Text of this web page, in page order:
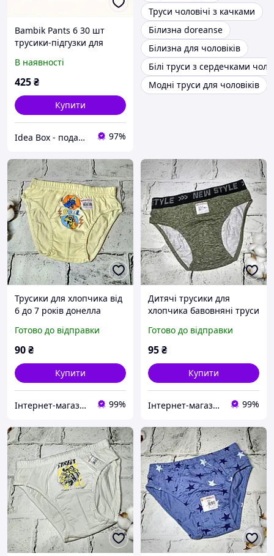
Bambik Pants 6 30 шт
трусики-підгузки для
876T90K3C6
В наявності
425₴
Купити
Idea Box - подарки для всей семьи 97%
Труси чоловічі з качками
Білизна doreanse
Білизна для чоловіків
Білі труси з сердечками
Модні труси для чоловіків
Трусики для хлопчика від
6 до 7 років донелла
дитячі нижня білизна
Готово до відправки
90₴
Купити
Інтернет-магазин EASY CHOICE - подарунки, декор для свят 99%
Дитячі трусики для
хлопчика бавовняні труси
см 8-9 років Зелені
881801-5
Готово до відправки
95₴
Купити
Інтернет-магазин EASY CHOICE - подарунки, декор для свят 99%